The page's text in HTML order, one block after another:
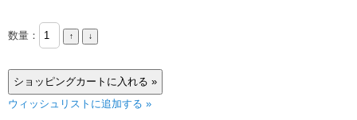
数量：
ウィッシュリストに追加する »